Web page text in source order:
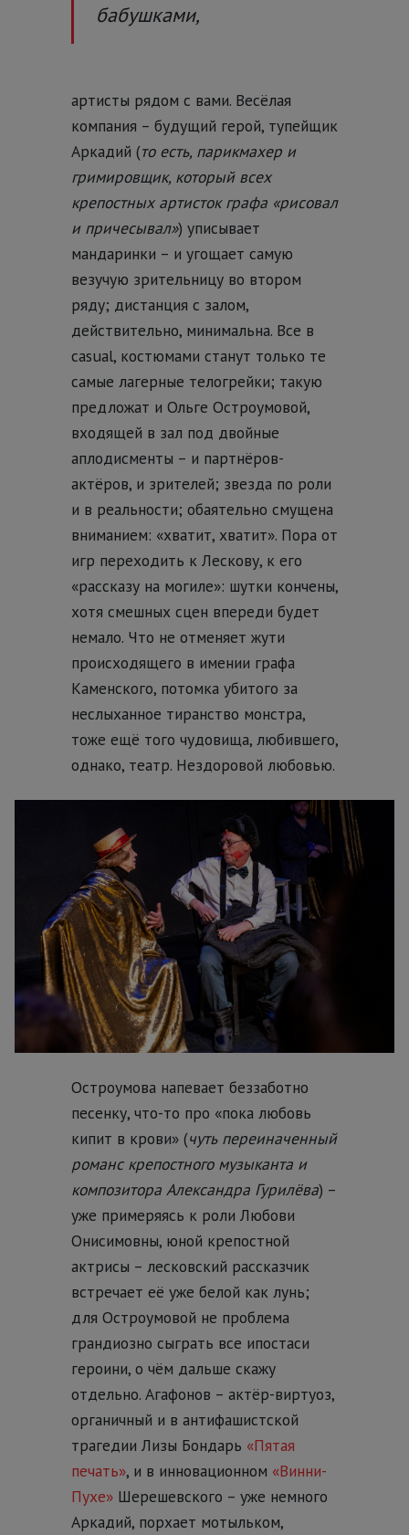
бабушками,
артисты рядом с вами. Весёлая
компания – будущий герой, тупейщик
Аркадий (то есть, парикмахер и
гримировщик, который всех
крепостных артисток графа «рисовал
и причесывал») уписывает
мандаринки – и угощает самую
везучую зрительницу во втором
ряду; дистанция с залом,
действительно, минимальна. Все в
casual, костюмами станут только те
самые лагерные телогрейки; такую
предложат и Ольге Остроумовой,
входящей в зал под двойные
аплодисменты – и партнёров-
актёров, и зрителей; звезда по роли
и в реальности; обаятельно смущена
вниманием: «хватит, хватит». Пора от
игр переходить к Лескову, к его
«рассказу на могиле»: шутки кончены,
хотя смешных сцен впереди будет
немало. Что не отменяет жути
происходящего в имении графа
Каменского, потомка убитого за
неслыханное тиранство монстра,
тоже ещё того чудовища, любившего,
однако, театр. Нездоровой любовью.
Остроумова напевает беззаботно
песенку, что-то про «пока любовь
кипит в крови» (чуть переиначенный
романс крепостного музыканта и
композитора Александра Гурилёва) –
уже примеряясь к роли Любови
Онисимовны, юной крепостной
актрисы – лесковский рассказчик
встречает её уже белой как лунь;
для Остроумовой не проблема
грандиозно сыграть все ипостаси
героини, о чём дальше скажу
отдельно. Агафонов – актёр-виртуоз,
органичный и в антифашистской
трагедии Лизы Бондарь «Пятая
печать», и в инновационном «Винни-
Пухе»Шерешевского – уже немного
Аркадий, порхает мотыльком,